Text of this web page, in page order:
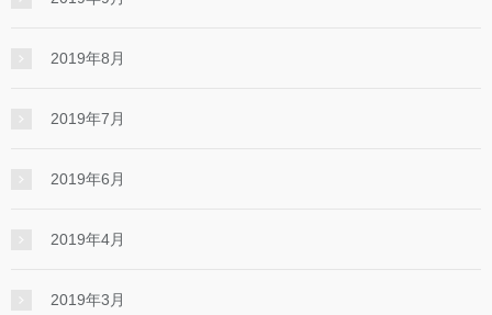
2019年8月
2019年7月
2019年6月
2019年4月
2019年3月